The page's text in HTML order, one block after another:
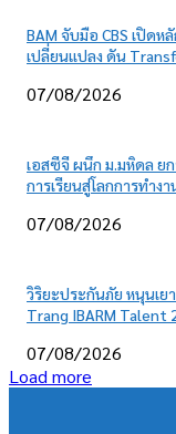
BAM จับมือ CBS เปิด
เปลี่ยนแปลง ดัน
07/08/2026
เอสซีจี ผนึก ม.มหิดล ย
การเรียนสู่โลกการทำงา
07/08/2026
วิริยะประกันภัย หนุนเย
Trang IBARM Talent
07/08/2026
Load more